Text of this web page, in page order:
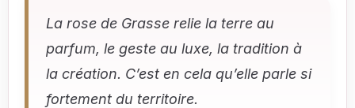
La rose de Grasse relie la terre au
parfum, le geste au luxe, la tradition à
la création. C’est en cela qu’elle parle si
fortement du territoire.